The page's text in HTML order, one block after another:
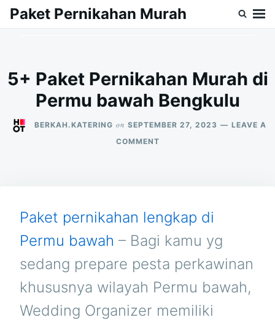
SkipSearch
Paket Pernikahan Murah
5+ Paket Pernikahan Murah di
Permu bawah Bengkulu
BERKAH.KATERING on SEPTEMBER 27, 2023
LEAVE A
COMMENTON
PERMU
BAWAH
BENGKULU
Paket pernikahan lengkap di
Permu bawah – Bagi kamu yg
sedang prepare pesta perkawinan
khususnya wilayah Permu bawah,
Wedding Organizer memiliki